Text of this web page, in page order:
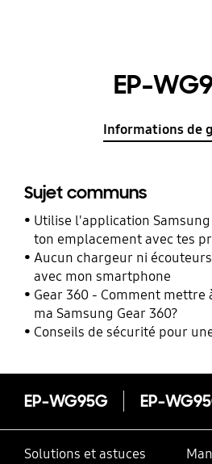
EP-
Informations de
Sujet communs
Utilise l'application
ton emplacement avec tes
Aucun chargeur ni
avec mon smartphone
Gear 360 - Comment mettre
ma Samsung Gear 360?
Conseils de sécurité pour
EP-WG95G EP-
Solutions et astuces